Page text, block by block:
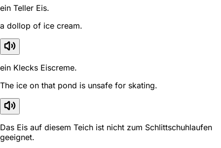
ein Teller Eis.
a dollop of ice cream.
ein Klecks Eiscreme.
The ice on that pond is unsafe for skating.
Das Eis auf diesem Teich ist nicht zum Schlittschuhlaufen
geeignet.